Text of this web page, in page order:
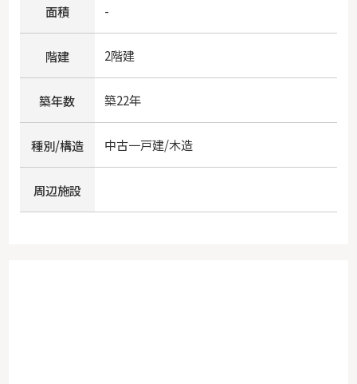
面積 -
階建 2階建
築年数 築22年
種別/構造 中古一戸建/木造
周辺施設